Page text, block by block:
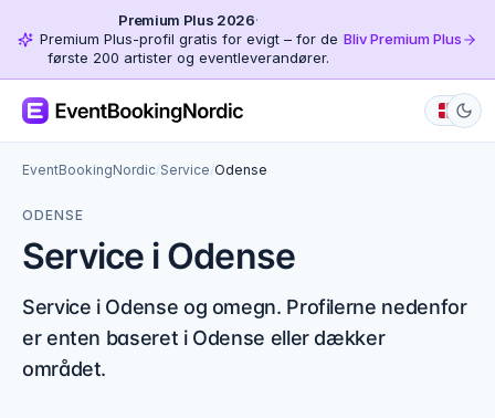
Premium Plus 2026·
Premium Plus-profil gratis for evigt – for de
første 200 artister og eventleverandører.
Bliv Premium Plus
EventBookingNordic/Service/Odense
ODENSE
Service i Odense
Service i Odense og omegn. Profilerne nedenfor
er enten baseret i Odense eller dækker
området.